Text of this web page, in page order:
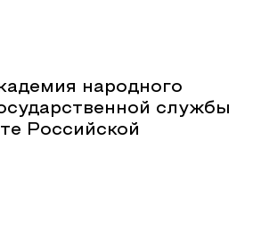
народного
службы
Российской